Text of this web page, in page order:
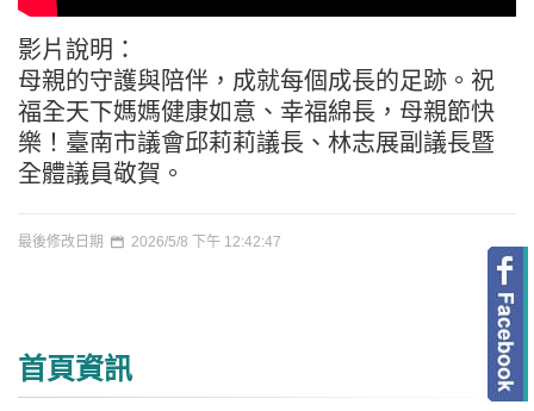
影片說明：
母親的守護與陪伴，成就每個成長的足跡。祝
福全天下媽媽健康如意、幸福綿長，母親節快
樂！臺南市議會邱莉莉議長、林志展副議長暨
全體議員敬賀。
最後修改日期 2026/5/8 下午 12:42:47
首頁資訊